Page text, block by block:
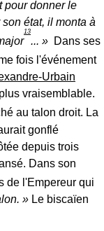
pour donner le
état, il monta à
13
...
Dans ses
fois l'événement
Urbain
vraisemblable.
au talon droit. La
gonflé
depuis trois
Dans son
de l'Empereur qui
Le biscaïen